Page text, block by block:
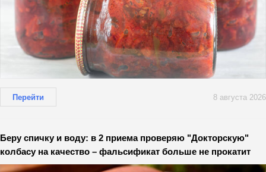
Перейти 8 августа 2026
Беру спичку и воду: в 2 приема проверяю "Докторскую"
колбасу на качество – фальсификат больше не прокатит